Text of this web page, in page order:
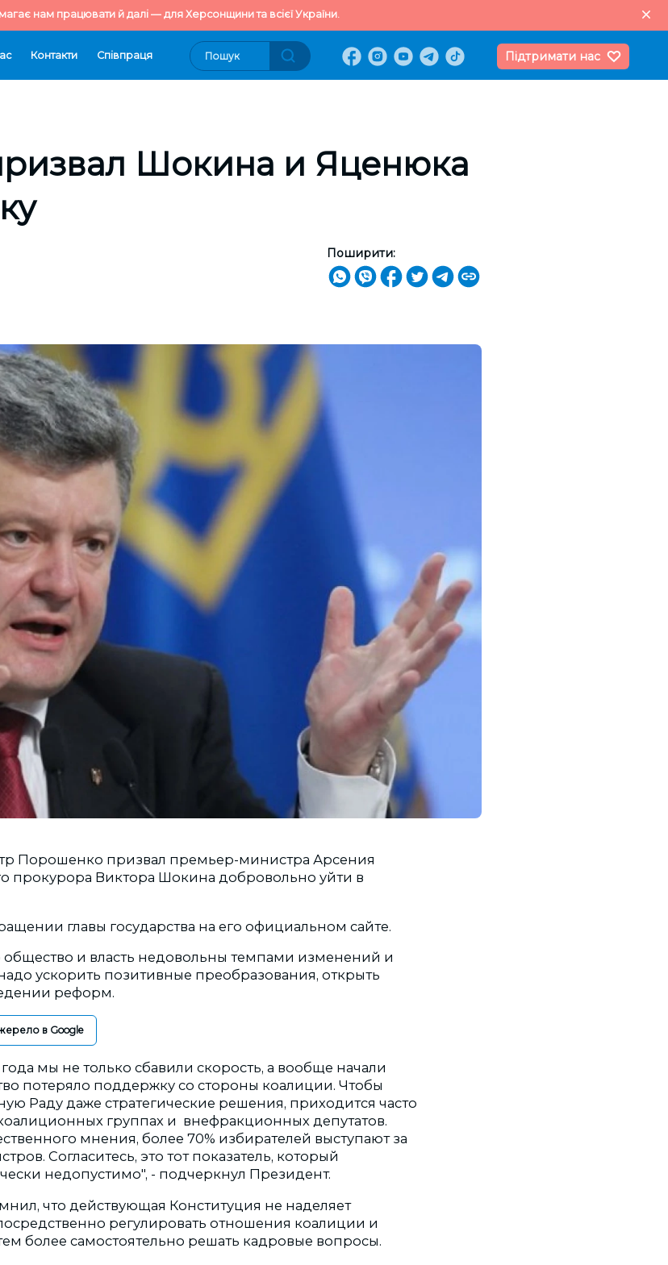
нам працювати й далі — для Херсонщини та всієї України.
Контакти Cпівпраця Підтримати нас
Шокина и Яценюка
Поширити:
Порошенко призвал премьер-министра Арсения
прокурора Виктора Шокина добровольно уйти в
главы государства на его официальном сайте.
общество и власть недовольны темпами изменений и
ускорить позитивные преобразования, открыть
реформ.
в Google
мы не только сбавили скорость, а вообще начали
потеряло поддержку со стороны коалиции. Чтобы
Раду даже стратегические решения, приходится часто
группах и внефракционных депутатов.
мнения, более 70% избирателей выступают за
Согласитесь, это тот показатель, который
недопустимо", - подчеркнул Президент.
что действующая Конституция не наделяет
регулировать отношения коалиции и
более самостоятельно решать кадровые вопросы.